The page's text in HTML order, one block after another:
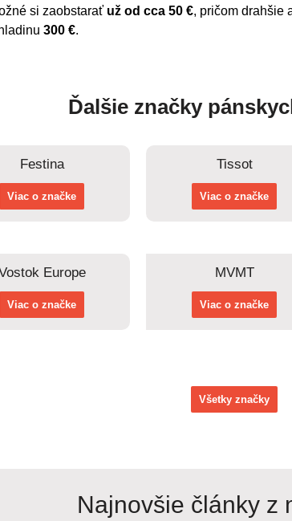
si zaobstarať už od cca 50 €, pričom drahšie
300 €.
Ďalšie značky
Festina
Viac o značke
Tissot
Viac o značke
Europe
Viac o značke
MVMT
Viac o značke
Všetky značky
Najnovšie články z